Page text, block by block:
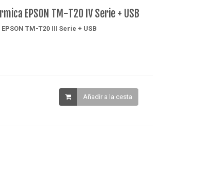
EPSON TM-T20 IV Serie + USB
TM-T20 III Serie + USB
Añadir a la cesta